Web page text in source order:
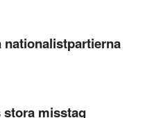
nationalistpartierna
stora misstag